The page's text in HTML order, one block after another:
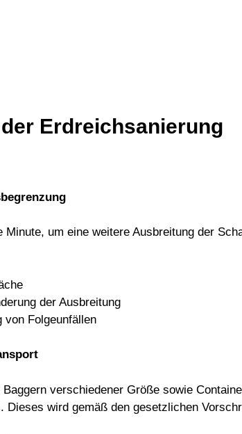
Erdreichsanierung
um eine weitere Ausbreitung der
der Ausbreitung
von Folgeunfällen
verschiedener Größe sowie
wird gemäß den gesetzlichen